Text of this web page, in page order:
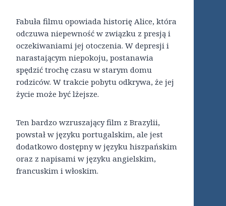
Fabuła filmu opowiada historię Alice, która
odczuwa niepewność w związku z presją i
oczekiwaniami jej otoczenia. W depresji i
narastającym niepokoju, postanawia
spędzić trochę czasu w starym domu
rodziców. W trakcie pobytu odkrywa, że jej
życie może być lżejsze.
Ten bardzo wzruszający film z Brazylii,
powstał w języku portugalskim, ale jest
dodatkowo dostępny w języku hiszpańskim
oraz z napisami w języku angielskim,
francuskim i włoskim.